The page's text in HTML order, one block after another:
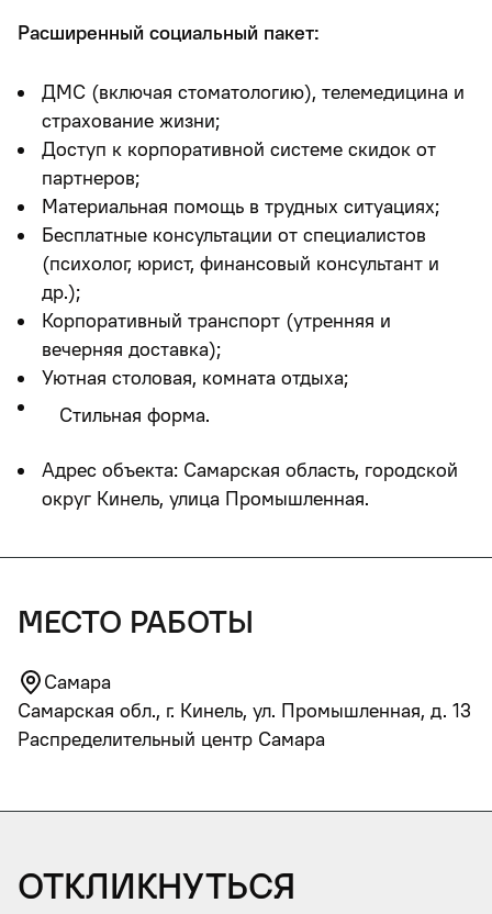
Расширенный социальный пакет:
ДМС (включая стоматологию), телемедицина и
страхование жизни;
Доступ к корпоративной системе скидок от
партнеров;
Материальная помощь в трудных ситуациях;
Бесплатные консультации от специалистов
(психолог, юрист, финансовый консультант и
др.);
Корпоративный транспорт (утренняя и
вечерняя доставка);
Уютная столовая, комната отдыха;
Стильная форма.
Адрес объекта: Самарская область, городской
округ Кинель, улица Промышленная.
место работы
Самара
Самарская обл., г. Кинель, ул. Промышленная, д. 13
Распределительный центр Самара
Откликнуться